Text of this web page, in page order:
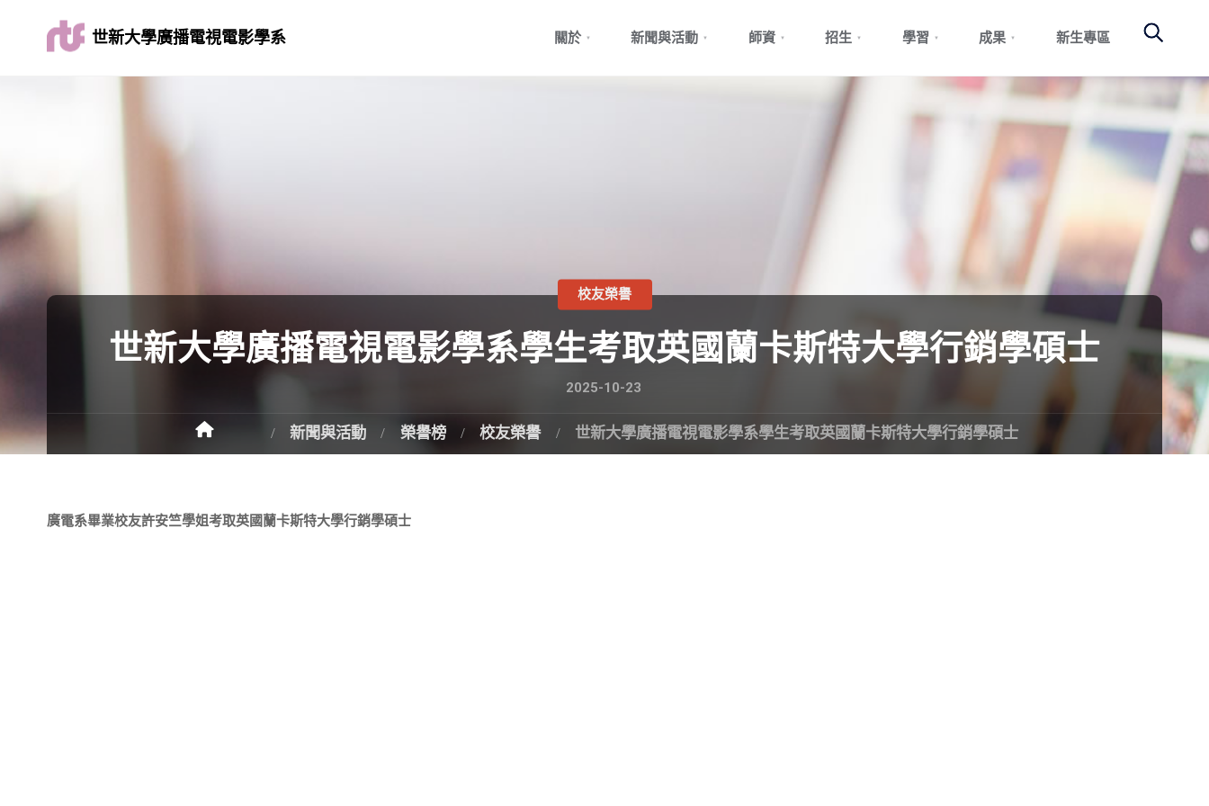
世新大學廣播電視電影學系 關於 新聞與活動 師資 招生 學習 成果 新生專區
世新大學廣播電視電影學系學生考取英國蘭卡斯特大學行銷學碩士
2025-10-23
校友榮譽
新聞與活動 榮譽榜 校友榮譽 世新大學廣播電視電影學系學生考取英國蘭卡斯特大學行銷學碩士
廣電系畢業校友許安竺學姐考取英國蘭卡斯特大學行銷學碩士